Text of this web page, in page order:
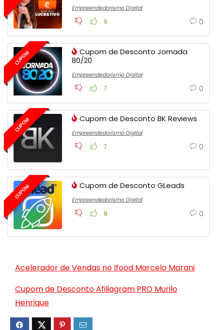
Empreendedorismo Digital
9 0
CUPOM
Cupom de Desconto Jornada
80/20
Empreendedorismo Digital
7 0
CUPOM Cupom de Desconto BK Reviews
Empreendedorismo Digital
7 0
CUPOM Cupom de Desconto GLeads
Empreendedorismo Digital
8 0
Acelerador de Vendas no Ifood Marcelo Marani
Cupom de Desconto Afiliagram PRO Murilo
Henrique